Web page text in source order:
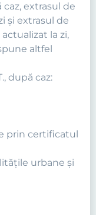
extrasul de
şi extrasul de
la zi,
altfel
după caz:
prin certificatul
urbane şi